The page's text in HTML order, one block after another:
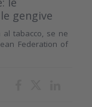
gengive
tabacco, se ne
Federation of